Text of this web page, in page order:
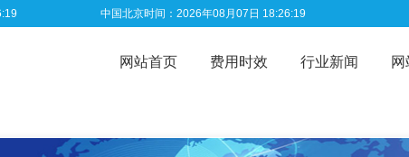
中国北京时间：2026年08月07日 18:26:19
网站首页 费用时效 行业新闻